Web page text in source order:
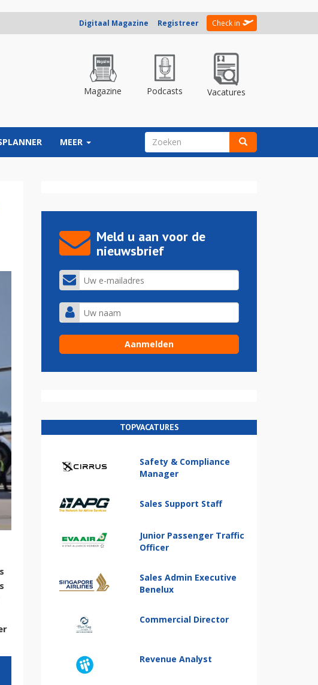
Digitaal Magazine Registreer Check in
Magazine Podcasts Vacatures
MEER ZOEKVELD
Meld u aan voor de
nieuwsbrief
TOPVACATURES
Safety & Compliance
Manager
Sales Support Staff
Junior Passenger Traffic
Officer
Sales Admin Executive
Benelux
Commercial Director
Revenue Analyst